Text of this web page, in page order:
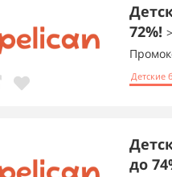
72%!
Детские
до